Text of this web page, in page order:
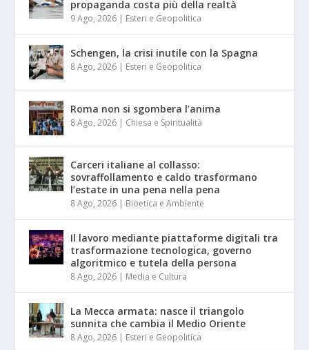
propaganda costa più della realtà
9 Ago, 2026 | Esteri e Geopolitica
Schengen, la crisi inutile con la Spagna
8 Ago, 2026 | Esteri e Geopolitica
Roma non si sgombera l’anima
8 Ago, 2026 | Chiesa e Spiritualità
Carceri italiane al collasso:
sovraffollamento e caldo trasformano
l’estate in una pena nella pena
8 Ago, 2026 | Bioetica e Ambiente
Il lavoro mediante piattaforme digitali tra
trasformazione tecnologica, governo
algoritmico e tutela della persona
8 Ago, 2026 | Media e Cultura
La Mecca armata: nasce il triangolo
sunnita che cambia il Medio Oriente
8 Ago, 2026 | Esteri e Geopolitica